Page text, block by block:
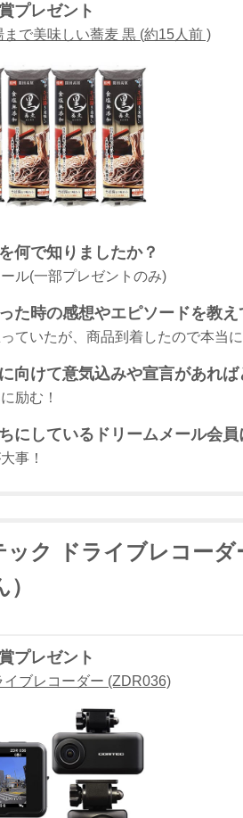
プレゼント
まで美味しい蕎麦 黒 (約15人前 )
何で知りましたか？
ル(一部プレゼントのみ)
た時の感想やエピソードを教え
ていたが、商品到着したので本当
向けて意気込みや宣言があれば
励む！
にしているドリームメール会員
事！
ック ドライブレコーダ
プレゼント
イブレコーダー (ZDR036)